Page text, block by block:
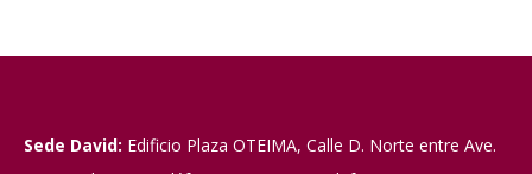
Sede David: Edificio Plaza OTEIMA, Calle D. Norte entre Ave.